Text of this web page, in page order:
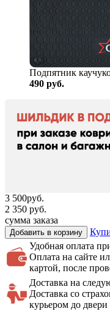
Подпятник
490 руб.
3 500руб.
2 350 руб.
сумма заказа
Добавить в корзину
Удобная оплата
Оплата на сайте
картой, после
Доставка на
Доставка со
курьером до